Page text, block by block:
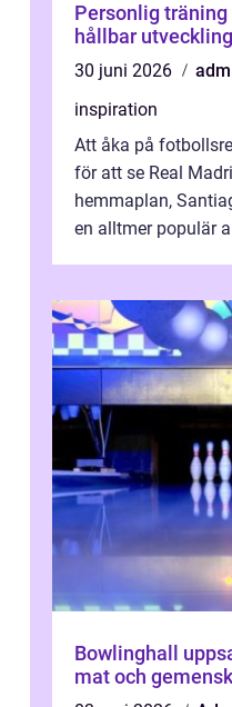
Personlig träning borås
hållbar utveckling
30 juni 2026
inspiration
Att åka på
för att se Real
hemmaplan,
en alltmer populär
Bowlinghall uppsala en guide till
mat och